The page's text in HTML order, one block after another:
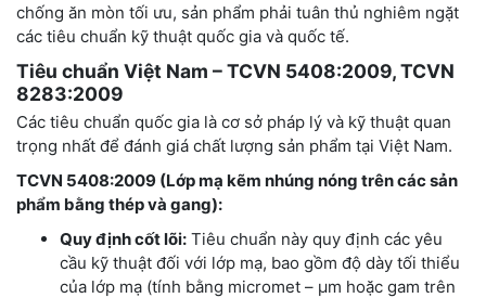
chống ăn mòn tối ưu, sản phẩm phải tuân thủ nghiêm ngặt
các tiêu chuẩn kỹ thuật quốc gia và quốc tế.
Tiêu chuẩn Việt Nam – TCVN 5408:2009, TCVN
8283:2009
Các tiêu chuẩn quốc gia là cơ sở pháp lý và kỹ thuật quan
trọng nhất để đánh giá chất lượng sản phẩm tại Việt Nam.
TCVN 5408:2009 (Lớp mạ kẽm nhúng nóng trên các sản
phẩm bằng thép và gang):
Quy định cốt lõi: Tiêu chuẩn này quy định các yêu
cầu kỹ thuật đối với lớp mạ, bao gồm độ dày tối thiểu
của lớp mạ (tính bằng micromet – μm hoặc gam trên